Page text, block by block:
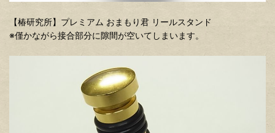
【椿研究所】プレミアム おまもり君 リールスタンド
※僅かながら接合部分に隙間が空いてしまいます。